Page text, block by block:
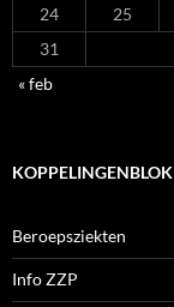
24
25
31
« feb
KOPPELINGENBLOK
Beroepsziekten
Info ZZP